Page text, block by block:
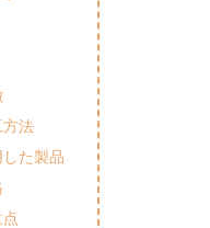
方法
した製品
点